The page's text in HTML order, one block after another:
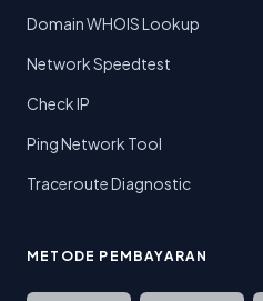
Domain WHOIS Lookup
Network Speedtest
Check IP
Ping Network Tool
Traceroute Diagnostic
METODE PEMBAYARAN